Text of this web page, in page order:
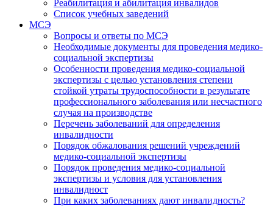
Реабилитация и абилитация инвалидов
Список учебных заведений
МСЭ
Вопросы и ответы по МСЭ
Необходимые документы для проведения медико-
социальной экспертизы
Особенности проведения медико-социальной
экспертизы с целью установления степени
стойкой утраты трудоспособности в результате
профессионального заболевания или несчастного
случая на производстве
Перечень заболеваний для определения
инвалидности
Порядок обжалования решений учреждений
медико-социальной экспертизы
Порядок проведения медико-социальной
экспертизы и условия для установления
инвалидност
При каких заболеваниях дают инвалидность?